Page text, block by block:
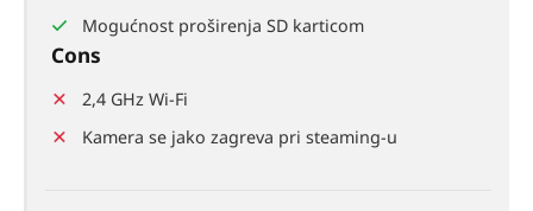
Mogućnost proširenja SD karticom
Cons
2,4 GHz Wi-Fi
Kamera se jako zagreva pri steaming-u